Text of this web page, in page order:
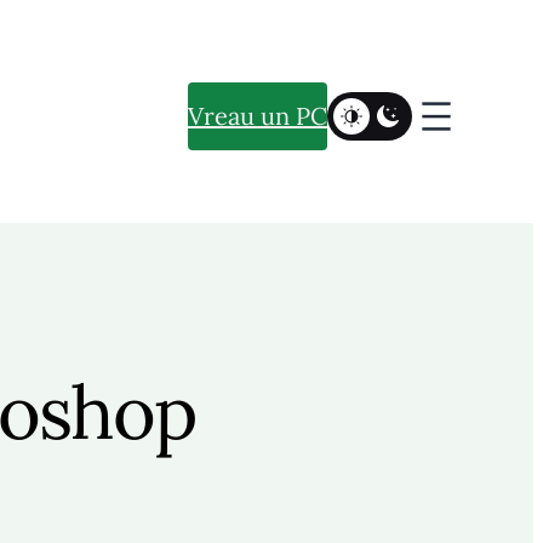
Vreau un PC